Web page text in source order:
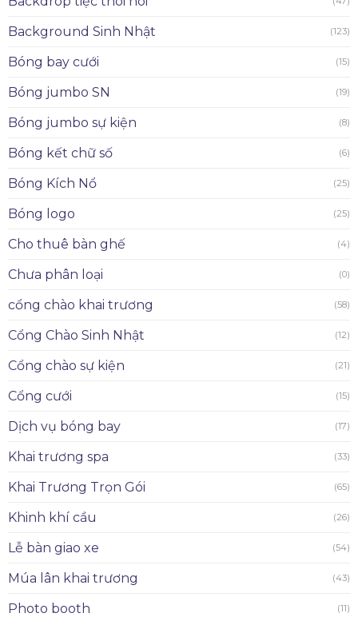
Background Sinh Nhật (123)
Bóng bay cưới (15)
Bóng jumbo SN (19)
Bóng jumbo sự kiện (8)
Bóng kết chữ số (6)
Bóng Kích Nổ (25)
Bóng logo (25)
Cho thuê bàn ghế (4)
Chưa phân loại (0)
cổng chào khai trương (58)
Cổng Chào Sinh Nhật (12)
Cổng chào sự kiện (21)
Cổng cưới (15)
Dịch vụ bóng bay (17)
Khai trương spa (33)
Khai Trương Trọn Gói (65)
Khinh khí cầu (26)
Lễ bàn giao xe (54)
Múa lân khai trương (43)
Photo booth (11)